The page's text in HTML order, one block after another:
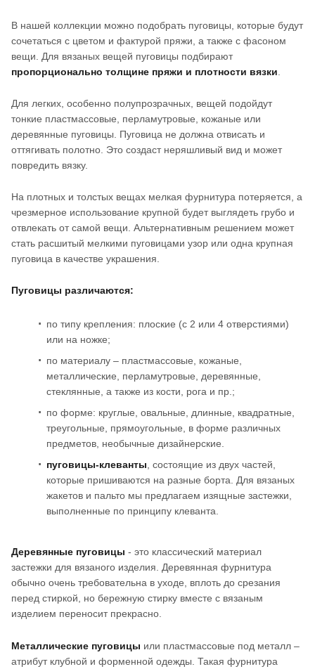
В нашей коллекции можно подобрать пуговицы, которые будут
сочетаться с цветом и фактурой пряжи, а также с фасоном
вещи. Для вязаных вещей пуговицы подбирают
пропорционально толщине пряжи и плотности вязки
Для легких, особенно полупрозрачных, вещей подойдут
тонкие пластмассовые, перламутровые, кожаные или
деревянные пуговицы. Пуговица не должна отвисать и
оттягивать полотно. Это создаст неряшливый вид и может
повредить вязку.
На плотных и толстых вещах мелкая фурнитура потеряется, а
чрезмерное использование крупной будет выглядеть грубо и
отвлекать от самой вещи. Альтернативным решением может
стать расшитый мелкими пуговицами узор или одна крупная
пуговица в качестве украшения.
Пуговицы различаются:
по типу крепления: плоские (с 2 или 4 отверстиями)
или на ножке;
по материалу – пластмассовые, кожаные,
металлические, перламутровые, деревянные,
стеклянные, а также из кости, рога и пр.;
по форме: круглые, овальные, длинные, квадратные,
треугольные, прямоугольные, в форме различных
предметов, необычные дизайнерские.
пуговицы-клеванты, состоящие из двух частей,
которые пришиваются на разные борта. Для вязаных
жакетов и пальто мы предлагаем изящные застежки,
выполненные по принципу клеванта.
Деревянные пуговицы - это классический материал
застежки для вязаного изделия. Деревянная фурнитура
обычно очень требовательна в уходе, вплоть до срезания
перед стиркой, но бережную стирку вместе с вязаным
изделием переносит прекрасно.
Металлические пуговицы или пластмассовые под металл –
атрибут клубной и форменной одежды. Такая фурнитура